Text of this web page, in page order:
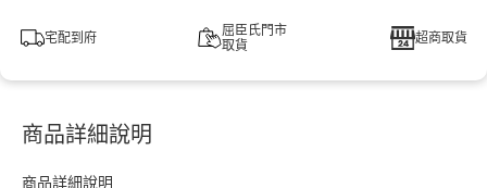
宅配到府
屈臣氏門市
取貨
超商取貨
商品詳細說明
商品詳細說明